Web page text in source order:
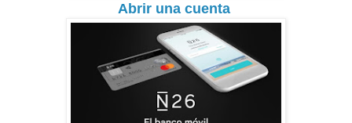
Abrir una cuenta